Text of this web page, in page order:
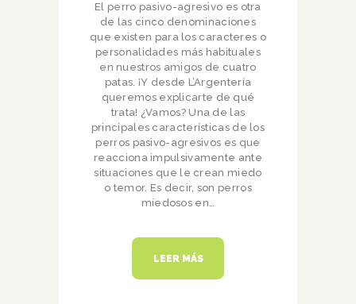
El perro pasivo-agresivo es otra
de las cinco denominaciones
que existen para los caracteres o
personalidades más habituales
en nuestros amigos de cuatro
patas. ¡Y desde L’Argentería
queremos explicarte de qué
trata! ¿Vamos? Una de las
principales características de los
perros pasivo-agresivos es que
reacciona impulsivamente ante
situaciones que le crean miedo
o temor. Es decir, son perros
miedosos en…
LEER MÁS